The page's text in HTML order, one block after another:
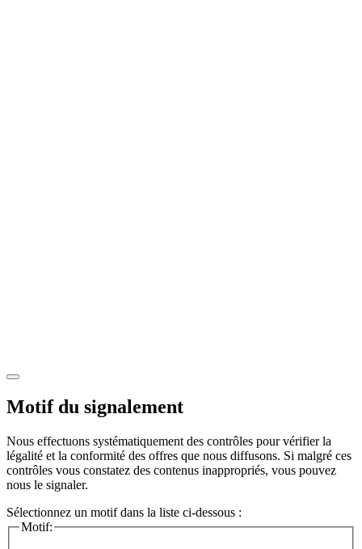
Motif du signalement
Nous effectuons systématiquement des contrôles pour vérifier la
légalité et la conformité des offres que nous diffusons. Si malgré ces
contrôles vous constatez des contenus inappropriés, vous pouvez
nous le signaler.
Sélectionnez un motif dans la liste ci-dessous :
Motif: